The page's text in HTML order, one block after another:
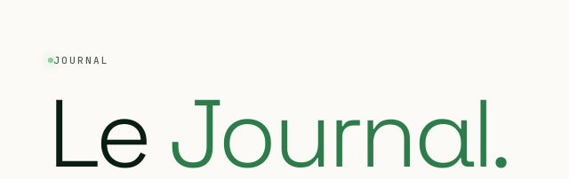
JOURNAL
Le Journal.